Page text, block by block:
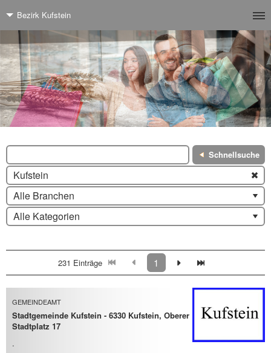
Bezirk Kufstein
Schnellsuche
Kufstein
Alle Branchen
Alle Kategorien
231 Einträge 1
GEMEINDEAMT
Stadtgemeinde Kufstein - 6330 Kufstein, Oberer
Stadtplatz 17
.